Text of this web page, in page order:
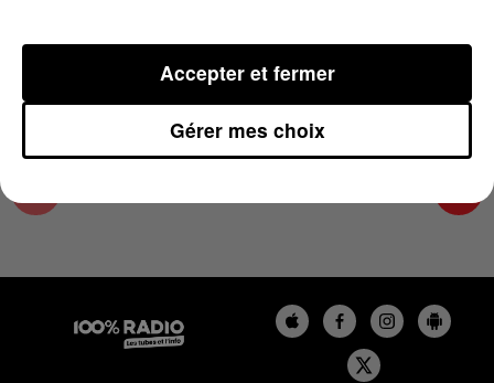
L'AGENDA DU COMMINGES
Gérer mes choix
Accepter et fermer